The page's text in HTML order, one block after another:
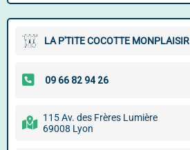
LA P'TITE COCOTTE MONPLAISIR
115 Av. des Frères Lumière
69008 Lyon